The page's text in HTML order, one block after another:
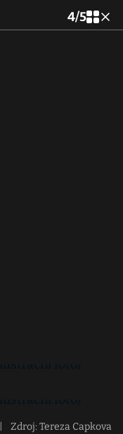
4/5
Zdroj: Tereza Capkova